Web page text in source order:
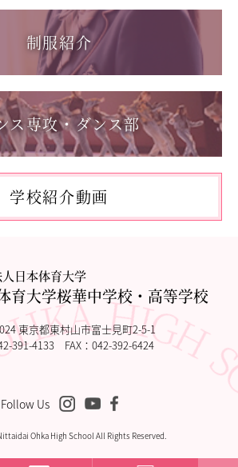
Cup 2026」に出場しました。
手権大会」に出場しました。
会東京都予選」に出場しました。
2026」に出場しました。
制服紹介
ス専攻・ダンス部
学校紹介動画
日本体育大学
育大学桜華中学校・高等学校
東京都東村山市富士見町2-5-1
391-4133 FAX：042-392-6424
Follow Us
Ohka High School All Rights Reserved.